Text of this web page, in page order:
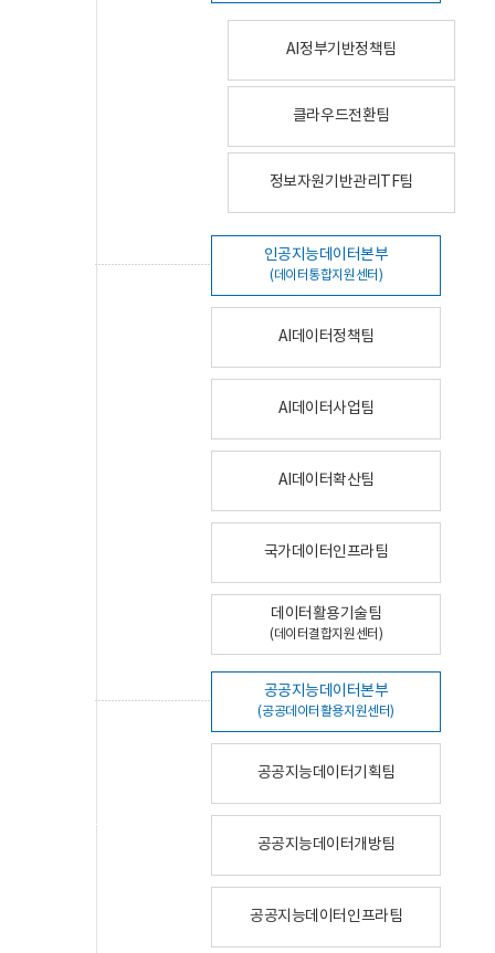
AI정부기반정책팀
클라우드전환팀
정보자원기반관리TF팀
인공지능데이터본부
(데이터통합지원센터)
AI데이터정책팀
AI데이터사업팀
AI데이터확산팀
국가데이터인프라팀
데이터활용기술팀
(데이터결합지원센터)
공공지능데이터본부
(공공데이터활용지원센터)
공공지능데이터기획팀
공공지능데이터개방팀
공공지능데이터인프라팀